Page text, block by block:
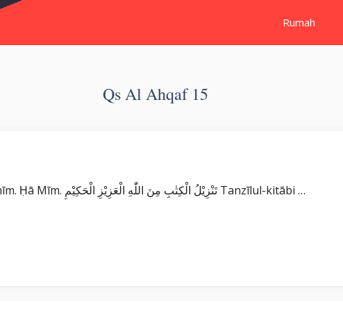
Rumah
Qs Al Ahqaf 15
Surat Al Ahqaf بِسْمِ اللّٰهِ الرَّحْمٰنِ الرَّحِيْمِ حٰمۤ ۚ Ḥā mīm. Ḥā Mīm. تَنْزِيْلُ الْكِتٰبِ مِنَ اللّٰهِ الْعَزِيْزِ الْحَكِيْمِ Tanzīlul-kitābi …